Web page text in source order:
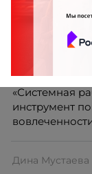
инструмент
Сегодня хочу
«Системная
инструмент
Дина Мустаева